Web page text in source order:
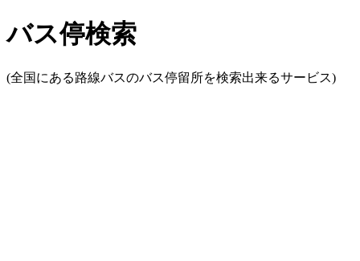
バス停検索
(全国にある路線バスのバス停留所を検索出来るサービス)